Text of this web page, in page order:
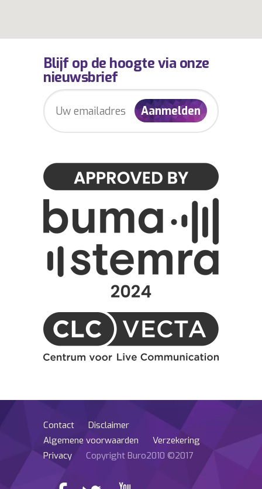
Blijf op de hoogte via onze
nieuwsbrief
Contact
Disclaimer
Algemene voorwaarden
Verzekering
Privacy
Copyright Buro2010 ©2017